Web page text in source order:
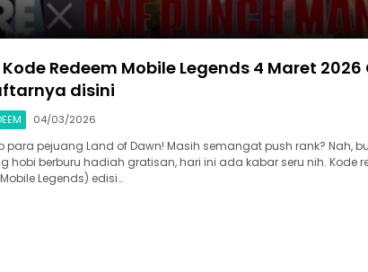
Kode Redeem Mobile Legends 4 Maret 2026
disini
04/03/2026
para pejuang Land of Dawn! Masih semangat push rank? Nah,
hobi berburu hadiah gratisan, hari ini ada kabar seru nih. Kode
Legends) edisi…